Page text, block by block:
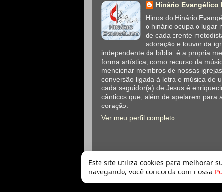
Este site utiliza cookies para melhorar
navegando, você concorda com nossa
Hinário Evangélico
Hinos do Hinário
o hinário ocupa o lugar
de cada crente
adoração e louvor da
independente da bíblia: é a própria
forma artística, como recurso da
mencionar membros de nossas
conversão ligada à letra e música de
cada seguidor(a) de Jesus é
cânticos que, além de apelarem para
coração.
Ver meu perfil completo